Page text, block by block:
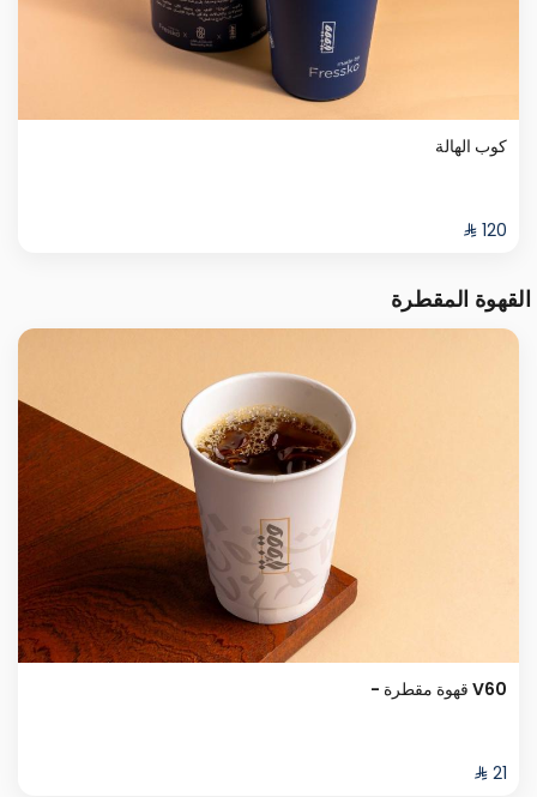
كوب الهالة
القهوة المقطرة
V60 قهوة مقطرة -